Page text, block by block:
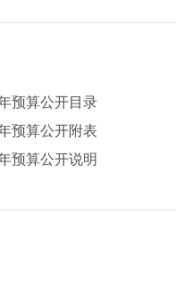
预算公开目录
预算公开附表
预算公开说明